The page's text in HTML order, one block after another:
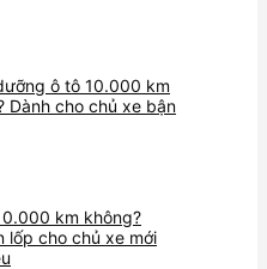
ô tô 10.000 km
Dành cho chủ xe bận
km không?
lốp cho chủ xe mới